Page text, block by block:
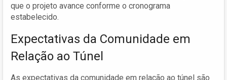
que o projeto avance conforme o cronograma
estabelecido.
Expectativas da Comunidade em
Relação ao Túnel
As expectativas da comunidade em relação ao túnel são